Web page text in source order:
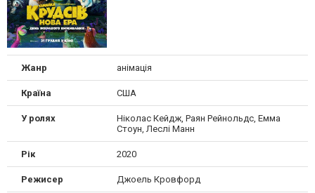
Жанр анімація
Країна США
У ролях
Ніколас Кейдж, Раян Рейнольдс, Емма
Стоун, Леслі Манн
Рік 2020
Режисер Джоель Кровфорд